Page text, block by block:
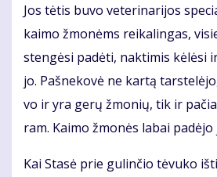
Jos tė­tis bu­vo ve­te­ri­na­ri­jos
kai­mo žmo­nėms rei­ka­lin­gas,
sten­gė­si pa­dė­ti, nak­ti­mis kė­lė­si
jo. Pa­šne­ko­vė ne kar­tą
vo ir yra ge­rų žmo­nių, tik ir
ram. Kai­mo žmo­nės la­bai
Kai Sta­sė prie gu­lin­čio tė­vu­ko